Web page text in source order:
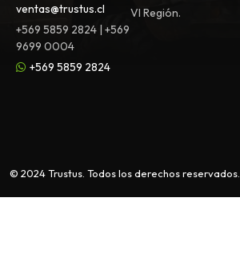
ventas@trustus.cl
+569 5859 2824 | +569
9699 0004
+569 5859 2824
VI Región.
© 2024 Trustus. Todos los derechos reservados.